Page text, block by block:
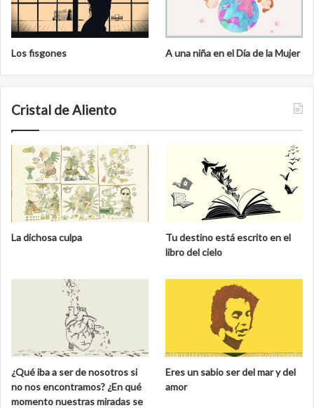
Los fisgones A una niña en el Día de la Mujer
Cristal de Aliento
La dichosa culpa
Tu destino está escrito en el
libro del cielo
¿Qué iba a ser de nosotros si
no nos encontramos? ¿En qué
momento nuestras miradas se
Eres un sabio ser del mar y del
amor